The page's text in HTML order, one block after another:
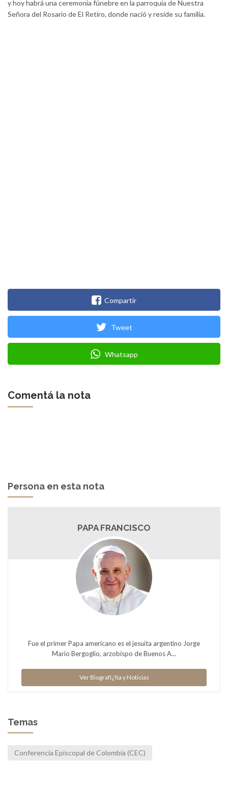
y hoy habrá una ceremonia fúnebre en la parroquia de Nuestra
Señora del Rosario de El Retiro, donde nació y reside su familia.
Compartir
Tweet
Whatsapp
Comentá la nota
Persona en esta nota
PAPA FRANCISCO
Fue el primer Papa americano es el jesuita argentino Jorge
Mario Bergoglio, arzobispo de Buenos A...
Ver Biografï¿½a y Noticias
Temas
Conferencia Episcopal de Colombia (CEC)